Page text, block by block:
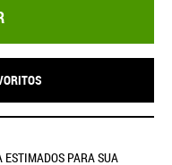
ESTIMADOS PARA SUA